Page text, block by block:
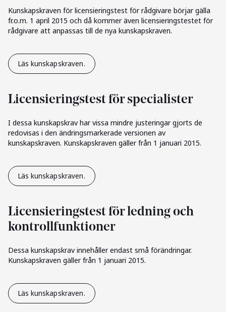
Kunskapskraven för licensieringstest för rådgivare börjar gälla
fr.o.m. 1 april 2015 och då kommer även licensieringstestet för
rådgivare att anpassas till de nya kunskapskraven.
Läs kunskapskraven.
Licensieringstest för specialister
I dessa kunskapskrav har vissa mindre justeringar gjorts de
redovisas i den ändringsmarkerade versionen av
kunskapskraven. Kunskapskraven gäller från 1 januari 2015.
Läs kunskapskraven.
Licensieringstest för ledning och
kontrollfunktioner
Dessa kunskapskrav innehåller endast små förändringar.
Kunskapskraven gäller från 1 januari 2015.
Läs kunskapskraven.